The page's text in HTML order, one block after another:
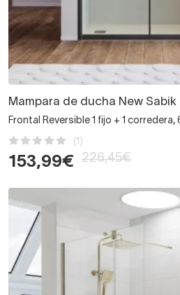
Mampara de ducha New
Frontal Reversible 1 fijo + 1 corredera,
(1)
153,99€ 226,45€